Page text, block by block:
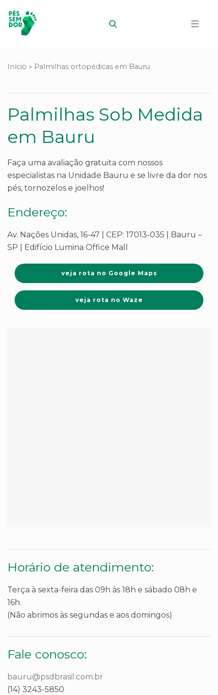
Início » Palmilhas ortopédicas em Bauru
Palmilhas Sob Medida
em Bauru
Faça uma avaliação gratuita com nossos
especialistas na Unidade Bauru e se livre da dor nos
pés, tornozelos e joelhos!
Endereço:
Av. Nações Unidas, 16-47 | CEP: 17013-035 | Bauru –
SP | Edifício Lumina Office Mall
veja rota no Google Maps
veja rota no Waze
Horário de atendimento:
Terça à sexta-feira das 09h às 18h e sábado 08h e
16h.
(Não abrimos às segundas e aos domingos)
Fale conosco:
bauru@psdbrasil.com.br
(14) 3243-5850